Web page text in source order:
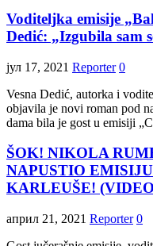
Voditeljka emisije
Dedić: „Izgubila sam
јул 17, 2021 Reporter 0
Vesna Dedić, autorka i
objavila je novi roman pod
dama bila je gost u emisiji
ŠOK! NIKOLA
NAPUSTIO
KARLEUŠE!
април 21, 2021 Reporter 0